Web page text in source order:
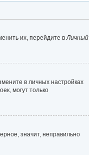
их, перейдите вЛичный
в личных настройках
могут только
значит, неправильно